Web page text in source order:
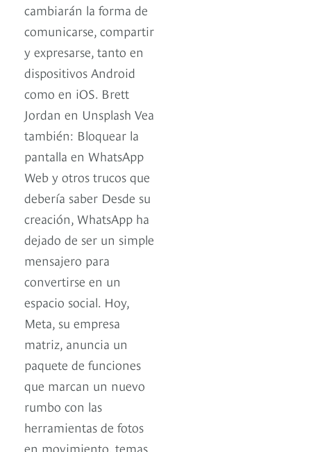
cambiarán la forma de
comunicarse, compartir
y expresarse, tanto en
dispositivos Android
como en iOS. Brett
Jordan en Unsplash Vea
también: Bloquear la
pantalla en WhatsApp
Web y otros trucos que
debería saber Desde su
creación, WhatsApp ha
dejado de ser un simple
mensajero para
convertirse en un
espacio social. Hoy,
Meta, su empresa
matriz, anuncia un
paquete de funciones
que marcan un nuevo
rumbo con las
herramientas de fotos
en movimiento, temas